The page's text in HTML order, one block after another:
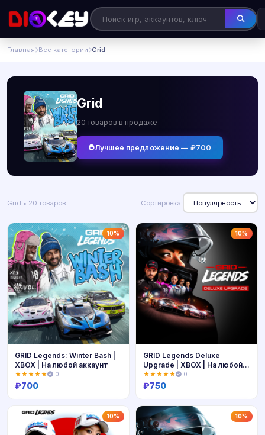
Главная Все категории Grid
Grid
20 товаров в продаже
Лучшее предложение — ₽700
Grid • 20 товаров Сортировка:
10%
Купить
GRID Legends: Winter Bash |
XBOX | На любой аккаунт
★★★★★ 0
₽700
10%
Купить
GRID Legends Deluxe
Upgrade | XBOX | На любой
аккаунт
★★★★★ 0
₽750
10% 10%